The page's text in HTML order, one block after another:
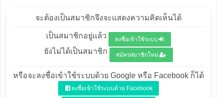
จะต้องเป็นสมาชิกจึงจะแสดงความคิดเห็นได้
เป็นสมาชิกอยู่แล้ว ลงชื่อเข้าใช้ระบบ
ยังไม่ได้เป็นสมาชิก สมัครสมาชิกใหม่
หรือจะลงชื่อเข้าใช้ระบบด้วย Google หรือ Facebook ก็ได้
ลงชื่อเข้าใช้ระบบด้วย Facebook